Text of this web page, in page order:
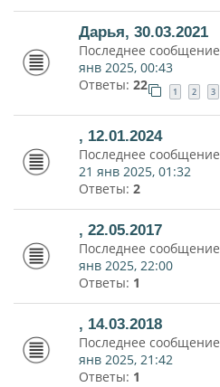
Дарья, 30.03.2021
Последнее сообщение
янв 2025, 00:43
Ответы: 22 1 2 3
, 12.01.2024
Последнее сообщение
21 янв 2025, 01:32
Ответы: 2
, 22.05.2017
Последнее сообщение
янв 2025, 22:00
Ответы: 1
, 14.03.2018
Последнее сообщение
янв 2025, 21:42
Ответы: 1